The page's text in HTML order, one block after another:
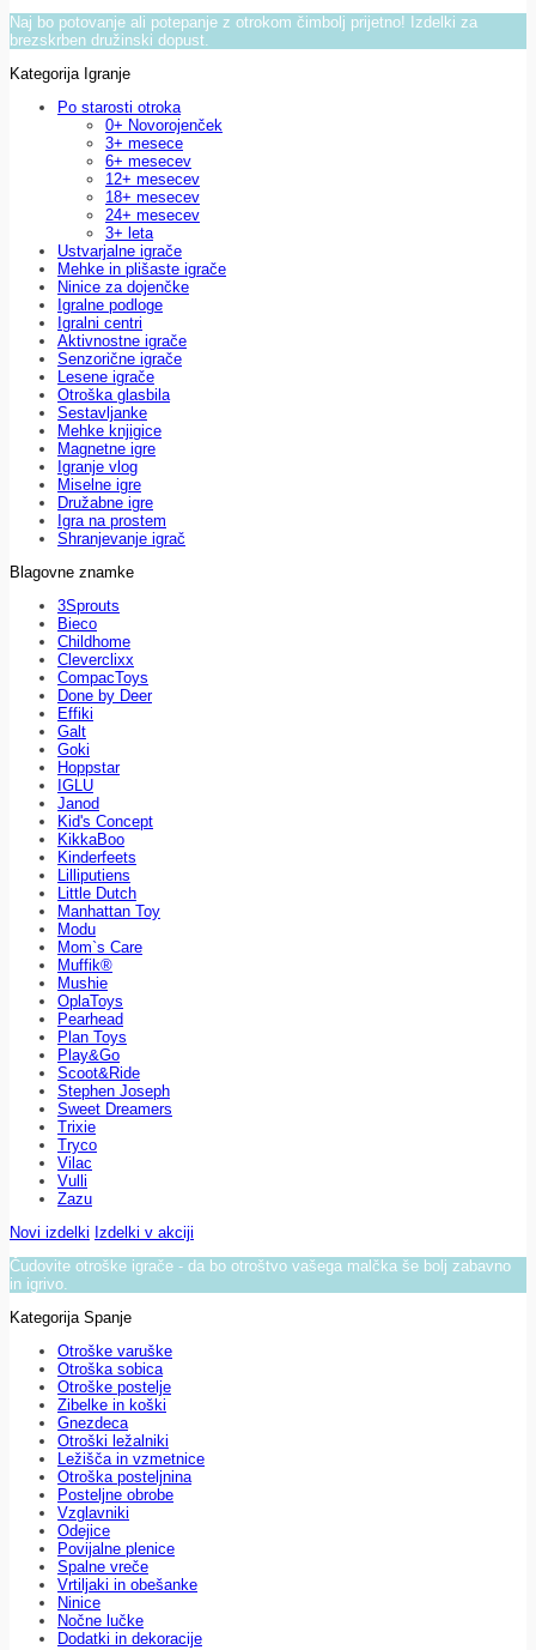
Naj bo potovanje ali potepanje z otrokom čimbolj prijetno! Izdelki za
brezskrben družinski dopust.
Kategorija Igranje
Po starosti otroka
0+ Novorojenček
3+ mesece
6+ mesecev
12+ mesecev
18+ mesecev
24+ mesecev
3+ leta
Ustvarjalne igrače
Mehke in plišaste igrače
Ninice za dojenčke
Igralne podloge
Igralni centri
Aktivnostne igrače
Senzorične igrače
Lesene igrače
Otroška glasbila
Sestavljanke
Mehke knjigice
Magnetne igre
Igranje vlog
Miselne igre
Družabne igre
Igra na prostem
Shranjevanje igrač
Blagovne znamke
3Sprouts
Bieco
Childhome
Cleverclixx
CompacToys
Done by Deer
Effiki
Galt
Goki
Hoppstar
IGLU
Janod
Kid's Concept
KikkaBoo
Kinderfeets
Lilliputiens
Little Dutch
Manhattan Toy
Modu
Mom`s Care
Muffik®
Mushie
OplaToys
Pearhead
Plan Toys
Play&Go
Scoot&Ride
Stephen Joseph
Sweet Dreamers
Trixie
Tryco
Vilac
Vulli
Zazu
Novi izdelki Izdelki v akciji
Čudovite otroške igrače - da bo otroštvo vašega malčka še bolj zabavno
in igrivo.
Kategorija Spanje
Otroške varuške
Otroška sobica
Otroške postelje
Zibelke in koški
Gnezdeca
Otroški ležalniki
Ležišča in vzmetnice
Otroška posteljnina
Posteljne obrobe
Vzglavniki
Odejice
Povijalne plenice
Spalne vreče
Vrtiljaki in obešanke
Ninice
Nočne lučke
Dodatki in dekoracije